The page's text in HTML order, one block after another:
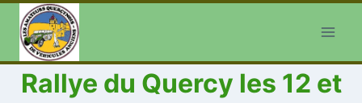
Aller
contenu
Rallye du Quercy les 12 et